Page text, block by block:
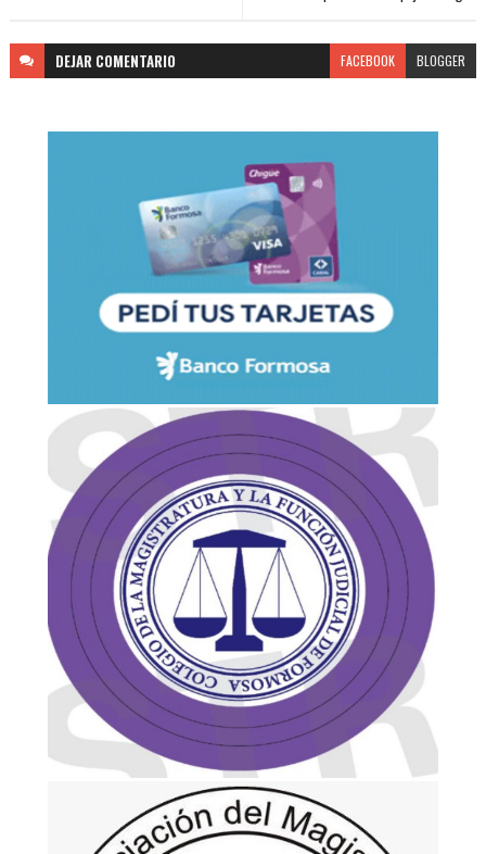
DEJAR COMENTARIO FACEBOOK BLOGGER